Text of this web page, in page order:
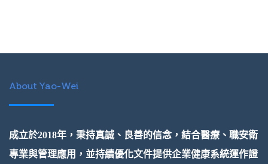
About Yao-Wei
成立於2018年，秉持真誠、良善的信念，結合醫療、職安衛
專業與管理應用，並持續優化文件提供企業健康系統運作證